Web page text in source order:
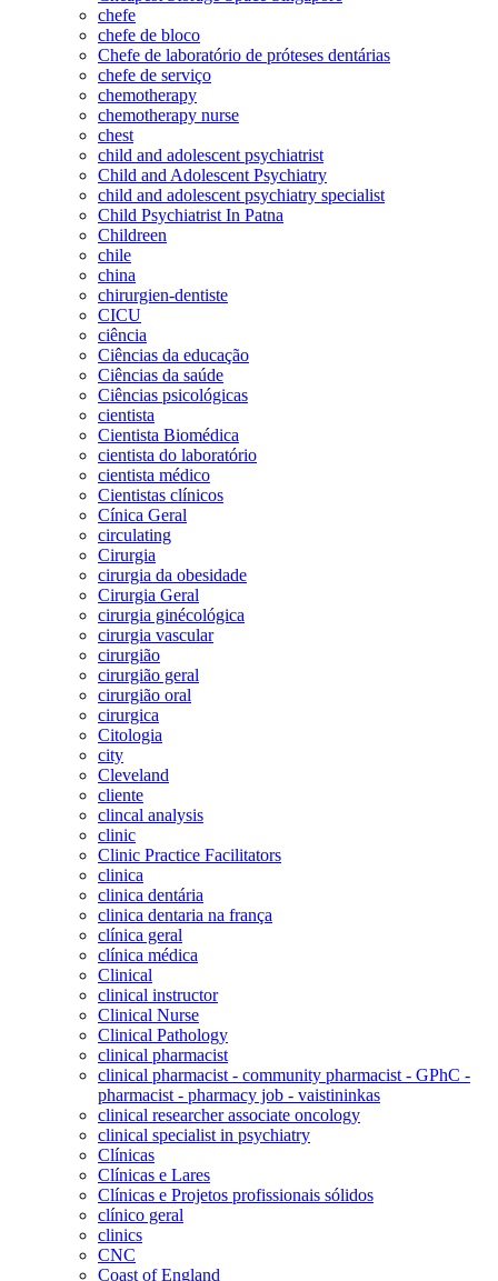
chefe
chefe de bloco
Chefe de laboratório de próteses dentárias
chefe de serviço
chemotherapy
chemotherapy nurse
chest
child and adolescent psychiatrist
Child and Adolescent Psychiatry
child and adolescent psychiatry specialist
Child Psychiatrist In Patna
Childreen
chile
china
chirurgien-dentiste
CICU
ciência
Ciências da educação
Ciências da saúde
Ciências psicológicas
cientista
Cientista Biomédica
cientista do laboratório
cientista médico
Cientistas clínicos
Cínica Geral
circulating
Cirurgia
cirurgia da obesidade
Cirurgia Geral
cirurgia ginécológica
cirurgia vascular
cirurgião
cirurgião geral
cirurgião oral
cirurgica
Citologia
city
Cleveland
cliente
clincal analysis
clinic
Clinic Practice Facilitators
clinica
clinica dentária
clinica dentaria na frança
clínica geral
clínica médica
Clinical
clinical instructor
Clinical Nurse
Clinical Pathology
clinical pharmacist
clinical pharmacist - community pharmacist - GPhC -
pharmacist - pharmacy job - vaistininkas
clinical researcher associate oncology
clinical specialist in psychiatry
Clínicas
Clínicas e Lares
Clínicas e Projetos profissionais sólidos
clínico geral
clinics
CNC
Coast of England